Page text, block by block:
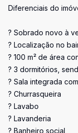
Diferenciais do
? Sobrado novo à
? Localização no
? 100 m² de área
? 3 dormitórios,
? Sala integrada
? Churrasqueira
? Lavabo
? Lavanderia
? Banheiro social